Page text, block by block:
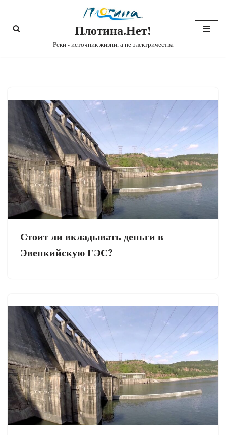
Перейти
Плотина.Нет!
Реки - источник жизни, а не электричества
Стоит ли вкладывать деньги в
Эвенкийскую ГЭС?